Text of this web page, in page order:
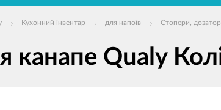
Кухонний інвентар для напоїв Стопери,
канапе Qualy